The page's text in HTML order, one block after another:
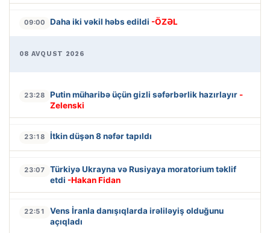
09:00 Daha iki vəkil həbs edildi -ÖZƏL
08 AVQUST 2026
23:28 Putin müharibə üçün gizli səfərbərlik hazırlayır -
Zelenski
23:18 İtkin düşən 8 nəfər tapıldı
23:07
Türkiyə Ukrayna və Rusiyaya moratorium təklif
etdi -Hakan Fidan
22:51
Vens İranla danışıqlarda irəliləyiş olduğunu
açıqladı